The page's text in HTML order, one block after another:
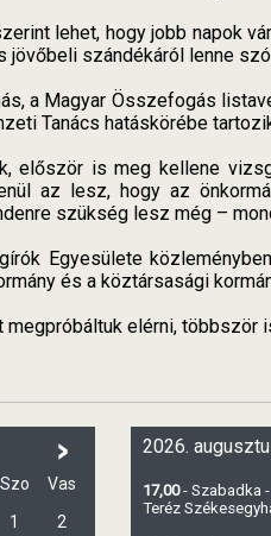
lehet, hogy jobb napok
jövőbeli szándékáról lenne
a Magyar Összefogás
Tanács hatáskörébe
először is meg kellene
az lesz, hogy az
szükség lesz még –
Egyesülete
és a köztársasági
elérni, többször
>
Szo
Vas
1
2
2026.
17,00- Szabadka
Teréz